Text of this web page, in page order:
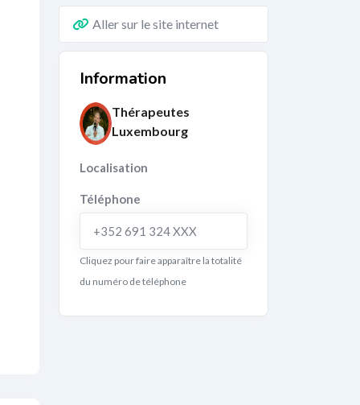
Aller sur le site internet
Information
Thérapeutes
Luxembourg
Localisation
Téléphone
+352 691 324 XXX
Cliquez pour faire apparaître la totalité
du numéro de téléphone